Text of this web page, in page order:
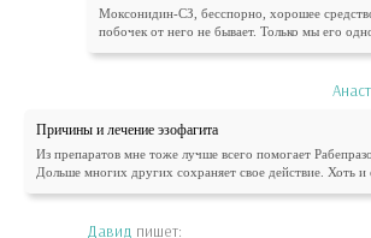
Моксонидин-СЗ, бесспорно, хорошее
побочек от него не бывает. Только мы его
Причины и лечение эзофагита
Из препаратов мне тоже лучше всего помогает
Дольше многих других сохраняет свое действие. Хоть и
Давид пишет: